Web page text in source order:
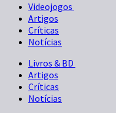
Videojogos
Artigos
Críticas
Notícias
Livros & BD
Artigos
Críticas
Notícias